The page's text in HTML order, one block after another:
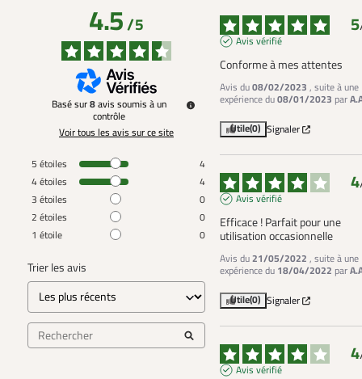
4.5/5
Basé sur8avis soumis à un
contrôle
Voir tous les avis sur ce site
5 étoiles
4
4étoiles
4
3 étoiles
0
2 étoiles
0
1 étoile 0
Trier les avis
5
Avis vérifié
Conforme à mes attentes
Avis du08/02/2023 , suite à une
expérience du08/01/2023 par
Utile(0) Signaler
4
Avis vérifié
Efficace ! Parfait pour une
utilisation occasionnelle
Avis du21/05/2022 , suite à une
expérience du 18/04/2022 par
Utile(0) Signaler
4
Avis vérifié